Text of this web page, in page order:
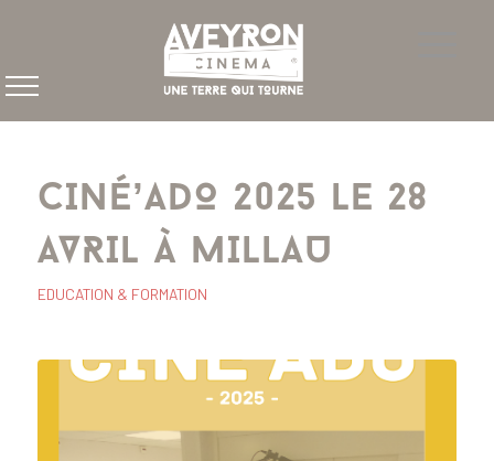
CINÉ’ADO 2025 LE 28
AVRIL À MILLAU
EDUCATION & FORMATION